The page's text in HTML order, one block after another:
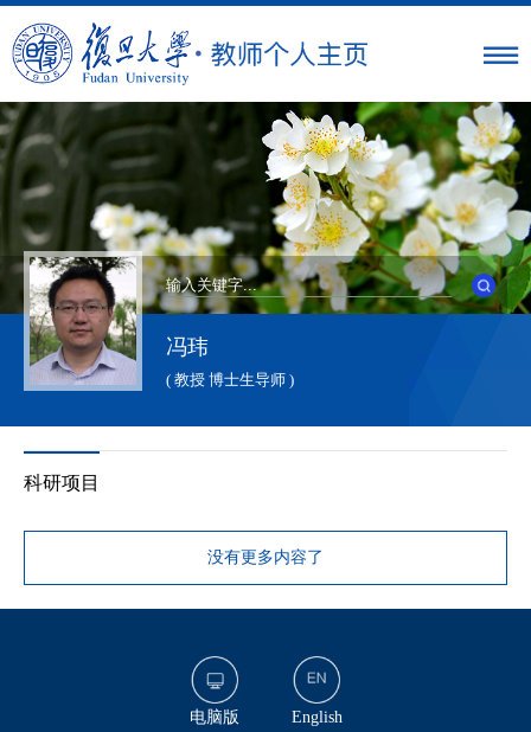
冯玮
( 教授 博士生导师 )
科研项目
没有更多内容了
电脑版 English